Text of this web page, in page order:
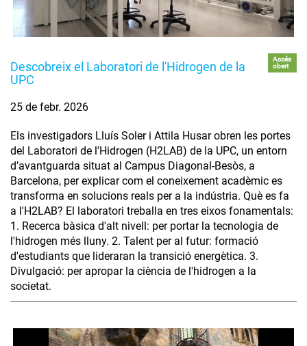
Descobreix el Laboratori de l'Hidrogen de la
UPC
Accés
obert
25 de febr. 2026
Els investigadors Lluís Soler i Attila Husar obren les portes
del Laboratori de l'Hidrogen (H2LAB) de la UPC, un entorn
d’avantguarda situat al Campus Diagonal-Besòs, a
Barcelona, per explicar com el coneixement acadèmic es
transforma en solucions reals per a la indústria. Què es fa
a l'H2LAB? El laboratori treballa en tres eixos fonamentals:
1. Recerca bàsica d'alt nivell: per portar la tecnologia de
l'hidrogen més lluny. 2. Talent per al futur: formació
d'estudiants que lideraran la transició energètica. 3.
Divulgació: per apropar la ciència de l'hidrogen a la
societat.